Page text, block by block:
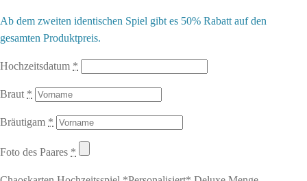
Ab dem zweiten identischen Spiel gibt es 50% Rabatt auf den
gesamten Produktpreis.
Hochzeitsdatum *
Braut *
Bräutigam *
Foto des Paares *